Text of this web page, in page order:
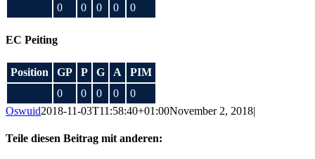
0
0 0 0 0
EC Peiting
Position GP P G A
PIM
0
0 0 0
0
Oswuid2018-11-03T11:58:40+01:00November 2, 2018|
Teile diesen Beitrag mit anderen: